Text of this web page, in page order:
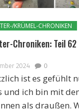
KRÜMEL-CHRONIKEN
Chroniken: Teil 62
2024 0
ist es gefühlt
und ich bin mit
als draußen.